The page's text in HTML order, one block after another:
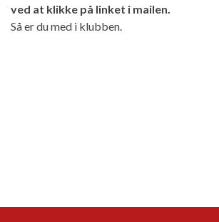
ved at klikke på linket i mailen.
Så er du med i klubben.